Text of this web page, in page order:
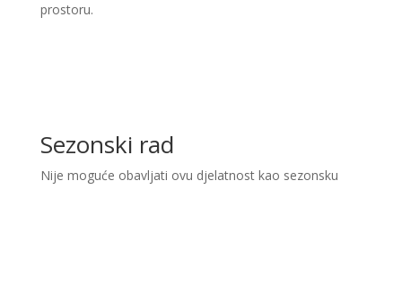
prostoru.
Sezonski rad
Nije moguće obavljati ovu djelatnost kao sezonsku